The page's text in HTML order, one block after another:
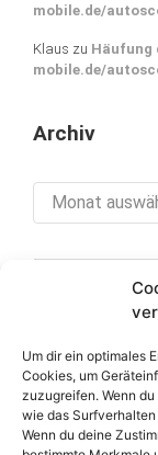
Um dir ein optimales
Cookies, um
zuzugreifen. Wenn
wie das
Wenn du deine
mobile.de/
Klaus zu Häufung
mobile.de/
Archiv
Über diese